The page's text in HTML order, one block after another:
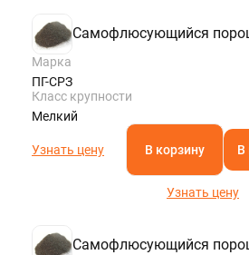
Самофлюсующийся
Марка
ПГ-СРЗ
Класс крупности
Мелкий
Узнать цену В корзину В
Узнать цену
Самофлюсующийся